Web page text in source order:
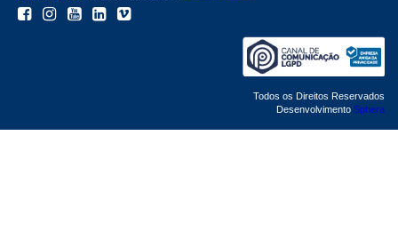
Todos os Direitos Reservados
Desenvolvimento Sphera